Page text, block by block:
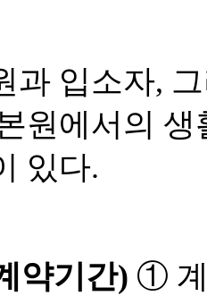
과 입소자,
원에서의
있다.
약기간) ①